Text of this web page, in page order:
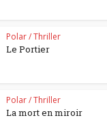
Polar / Thriller
Le Portier
Polar / Thriller
La mort en miroir